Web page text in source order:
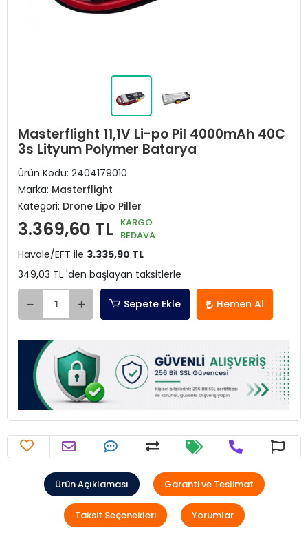
Masterflight 11,1V Li-po Pil 4000mAh 40C
3s Lityum Polymer Batarya
Ürün Kodu: 2404179010
Marka: Masterflight
Kategori: Drone Lipo Piller
3.369,60 TL KARGO
BEDAVA
Havale/EFT ile 3.335,90 TL
349,03 TL 'den başlayan taksitlerle
Sepete Ekle Hemen Al
Ürün Açıklaması Garanti ve Teslimat
Taksit Seçenekleri Yorumlar